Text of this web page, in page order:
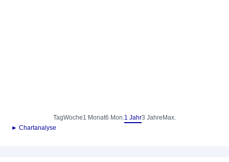
TagWoche1 Monat6 Mon.1 Jahr3 Jahre Max.
► Chartanalyse